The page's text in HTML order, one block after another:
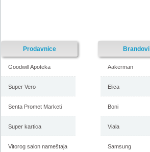
Prodavnice
Goodwill Apoteka
Super Vero
Senta Promet Marketi
Super kartica
Vitorog salon nameštaja
Brandovi
Aakerman
Elica
Boni
Viala
Samsung